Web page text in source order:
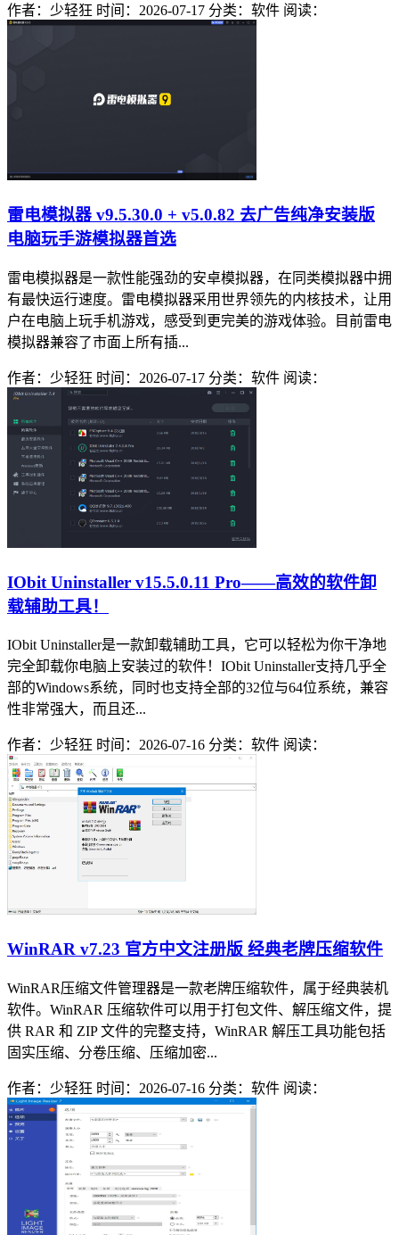
作者：少轻狂 时间：2026-07-17 分类：软件 阅读：
雷电模拟器 v9.5.30.0 + v5.0.82 去广告纯净安装版
电脑玩手游模拟器首选
雷电模拟器是一款性能强劲的安卓模拟器，在同类模拟器中拥
有最快运行速度。雷电模拟器采用世界领先的内核技术，让用
户在电脑上玩手机游戏，感受到更完美的游戏体验。目前雷电
模拟器兼容了市面上所有插...
作者：少轻狂 时间：2026-07-17 分类：软件 阅读：
IObit Uninstaller v15.5.0.11 Pro——高效的软件卸
载辅助工具！
IObit Uninstaller是一款卸载辅助工具，它可以轻松为你干净地
完全卸载你电脑上安装过的软件！IObit Uninstaller支持几乎全
部的Windows系统，同时也支持全部的32位与64位系统，兼容
性非常强大，而且还...
作者：少轻狂 时间：2026-07-16 分类：软件 阅读：
WinRAR v7.23 官方中文注册版 经典老牌压缩软件
WinRAR压缩文件管理器是一款老牌压缩软件，属于经典装机
软件。WinRAR 压缩软件可以用于打包文件、解压缩文件，提
供 RAR 和 ZIP 文件的完整支持，WinRAR 解压工具功能包括
固实压缩、分卷压缩、压缩加密...
作者：少轻狂 时间：2026-07-16 分类：软件 阅读：